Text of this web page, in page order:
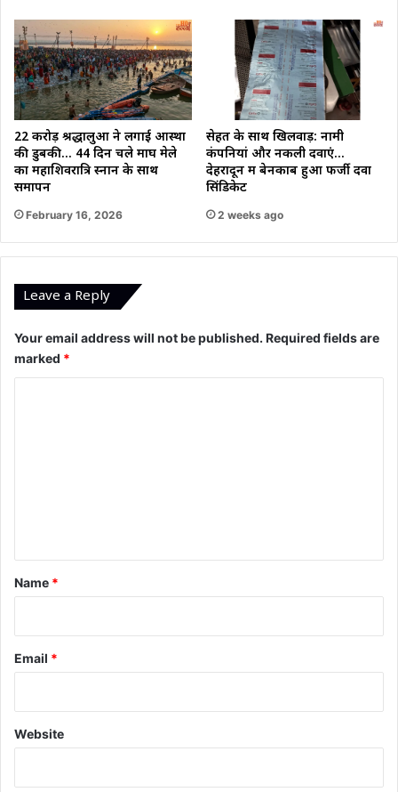
22 करोड़ श्रद्धालुओं ने लगाई आस्था
की डुबकी… 44 दिन चले माघ मेले
का महाशिवरात्रि स्नान के साथ
समापन
February 16, 2026
सेहत के साथ खिलवाड़: नामी
कंपनियां और नकली दवाएं…
देहरादून में बेनकाब हुआ फर्जी दवा
सिंडिकेट
2 weeks ago
Leave a Reply
Your email address will not be published. Required fields are
marked *
*
Name *
Email *
Website